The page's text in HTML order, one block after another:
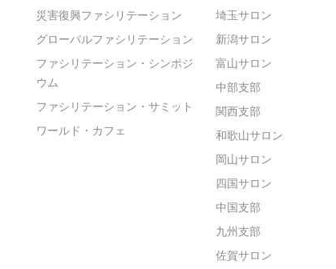
災害復興ファシリテーション
グローバルファシリテーション
ファシリテーション・シンポジ
ウム
ファシリテーション・サミット
ワールド・カフェ
埼玉サロン
新潟サロン
富山サロン
中部支部
関西支部
和歌山サロン
岡山サロン
四国サロン
中国支部
九州支部
佐賀サロン